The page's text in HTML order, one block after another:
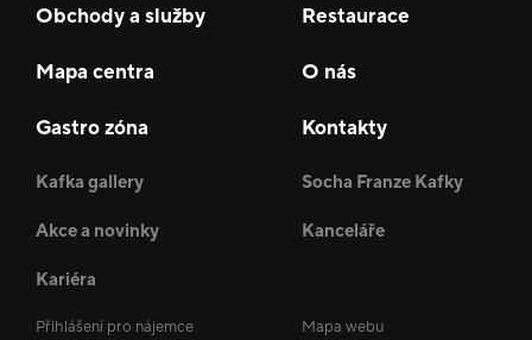
Obchody a služby Restaurace
Mapa centra O nás
Gastro zóna Kontakty
Kafka gallery Socha Franze Kafky
Akce a novinky Kanceláře
Kariéra
Přihlášení pro nájemce Mapa webu